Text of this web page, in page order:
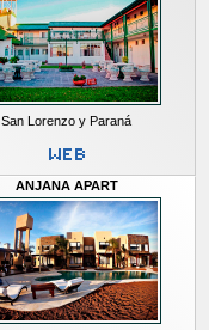
San Lorenzo y Paraná
ANJANA APART